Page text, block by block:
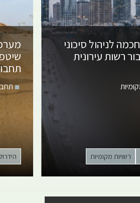
לניהול סיכוני
רשות עירונית
רשויות מקומיות